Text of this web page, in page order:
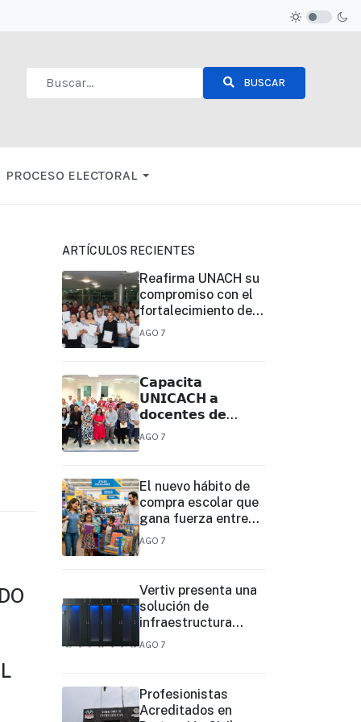
BUSCAR
PROCESO ELECTORAL
ARTÍCULOS RECIENTES
Reafirma UNACH su
compromiso con el
fortalecimiento de
la certificación de
AGO 7
𝗖𝗮𝗽𝗮𝗰𝗶𝘁𝗮
𝗨𝗡𝗜𝗖𝗔𝗖𝗛 𝗮
𝗱𝗼𝗰𝗲𝗻𝘁𝗲𝘀 𝗱𝗲
𝗧𝗲𝗹𝗲𝗯𝗮𝗰𝗵𝗶𝗹𝗹𝗲𝗿𝗮𝘁𝗼
𝗲𝗱𝘂𝗰𝗮𝘁𝗶𝘃𝗮
AGO 7
El nuevo hábito de
compra escolar que
gana fuerza entre
las familias
AGO 7
Vertiv presenta una
solución de
infraestructura
prediseñada basada
implementaciones
de centros de datos
AGO 7
Profesionistas
Acreditados en